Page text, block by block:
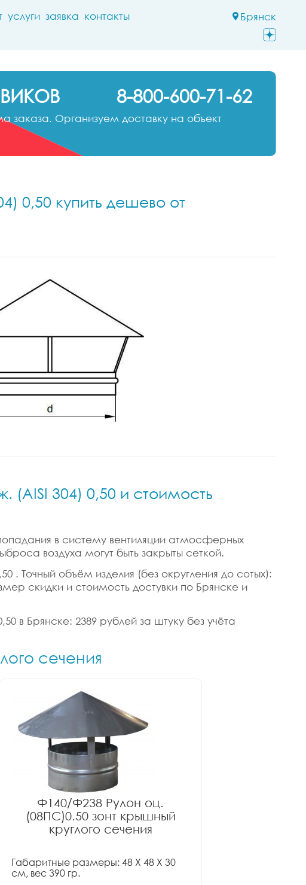
Брянск
услуги заявка контакты
8-800-600-71-62
заказа. Организуем доставку на объект
0,50 купить дешево от
304) 0,50 и стоимость
в систему вентиляции атмосферных
воздуха могут быть закрыты сеткой.
. Точный объём изделия (без округления до сотых):
скидки и стоимость достувки по Брянске и
в Брянске: 2389 рублей за штуку без учёта
сечения
Ф140/Ф238 Рулон оц.
(08ПС)0.50 зонт крышный
круглого сечения
Габаритные размеры: 48 X 48 X 30
см, вес 390 гр.